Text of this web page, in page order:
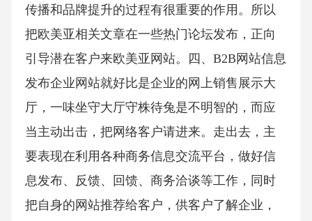
传播和品牌提升的过程有很重要的作用。所以
把欧美亚相关文章在一些热门论坛发布，正向
引导潜在客户来欧美亚网站。四、B2B网站信息
发布企业网站就好比是企业的网上销售展示大
厅，一味坐守大厅守株待兔是不明智的，而应
当主动出击，把网络客户请进来。走出去，主
要表现在利用各种商务信息交流平台，做好信
息发布、反馈、回馈、商务洽谈等工作，同时
把自身的网站推荐给客户，供客户了解企业，